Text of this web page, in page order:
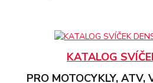
KATALOG
PRO MOTOCYKLY, ATV,